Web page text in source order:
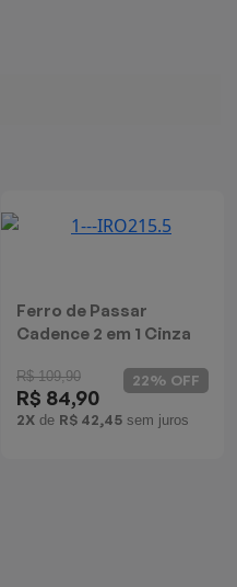
Ferro de Passar
Cadence 2 em 1 Cinza
R$ 109,90
R$ 84,90
2X de R$ 42,45 sem juros
22% OFF